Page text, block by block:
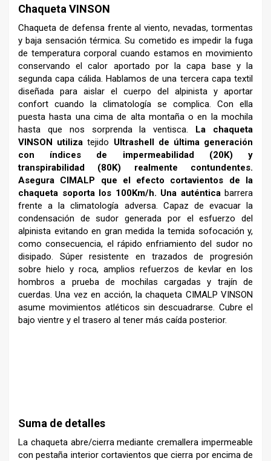
Chaqueta VINSON
Chaqueta de defensa frente al viento, nevadas, tormentas
y baja sensación térmica. Su cometido es impedir la fuga
de temperatura corporal cuando estamos en movimiento
conservando el calor aportado por la capa base y la
segunda capa cálida. Hablamos de una tercera capa textil
diseñada para aislar el cuerpo del alpinista y aportar
confort cuando la climatología se complica. Con ella
puesta hasta una cima de alta montaña o en la mochila
hasta que nos sorprenda la ventisca. La chaqueta
VINSON utiliza tejido Ultrashell de última generación
con índices de impermeabilidad (20K) y
transpirabilidad (80K) realmente contundentes.
Asegura CIMALP que el efecto cortavientos de la
chaqueta soporta los 100Km/h. Una auténtica barrera
frente a la climatología adversa. Capaz de evacuar la
condensación de sudor generada por el esfuerzo del
alpinista evitando en gran medida la temida sofocación y,
como consecuencia, el rápido enfriamiento del sudor no
disipado. Súper resistente en trazados de progresión
sobre hielo y roca, amplios refuerzos de kevlar en los
hombros a prueba de mochilas cargadas y trajín de
cuerdas. Una vez en acción, la chaqueta CIMALP VINSON
asume movimientos atléticos sin descuadrarse. Cubre el
bajo vientre y el trasero al tener más caída posterior.
Suma de detalles
La chaqueta abre/cierra mediante cremallera impermeable
con pestaña interior cortavientos que cierra por encima de